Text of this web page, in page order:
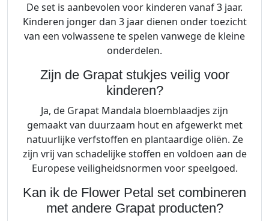
De set is aanbevolen voor kinderen vanaf 3 jaar.
Kinderen jonger dan 3 jaar dienen onder toezicht
van een volwassene te spelen vanwege de kleine
onderdelen.
Zijn de Grapat stukjes veilig voor
kinderen?
Ja, de Grapat Mandala bloemblaadjes zijn
gemaakt van duurzaam hout en afgewerkt met
natuurlijke verfstoffen en plantaardige oliën. Ze
zijn vrij van schadelijke stoffen en voldoen aan de
Europese veiligheidsnormen voor speelgoed.
Kan ik de Flower Petal set combineren
met andere Grapat producten?